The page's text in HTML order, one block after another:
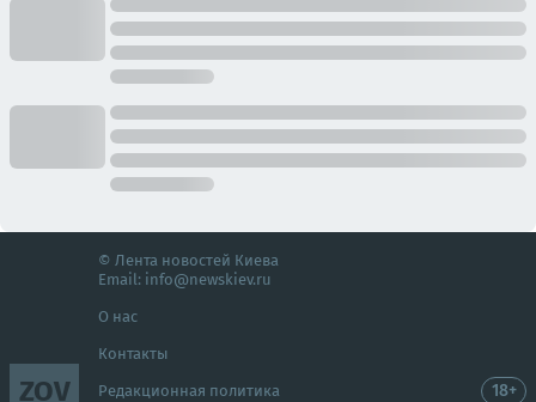
ZOV
© Лента новостей Киева
Email: info@newskiev.ru
О нас
Контакты
Редакционная политика 18+